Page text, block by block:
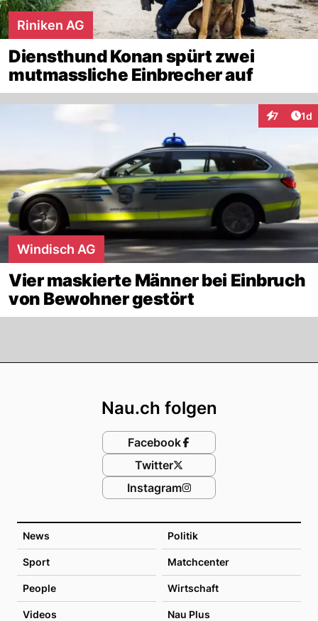
Riniken AG
Diensthund Konan spürt zwei
mutmassliche Einbrecher auf
7 1d
Windisch AG
Vier maskierte Männer bei Einbruch
von Bewohner gestört
News Politik
Sport Matchcenter
People Wirtschaft
Videos Nau Plus
Nau.ch folgen
Facebook
Twitter
Instagram